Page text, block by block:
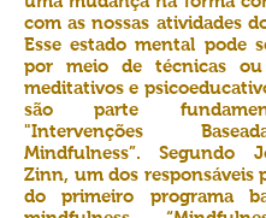
com as nossas atividades
Esse estado mental pode
por meio de técnicas ou
meditativos e
são parte
"Intervenções
Mindfulness”. Segundo
Zinn, um dos responsáveis
do primeiro programa